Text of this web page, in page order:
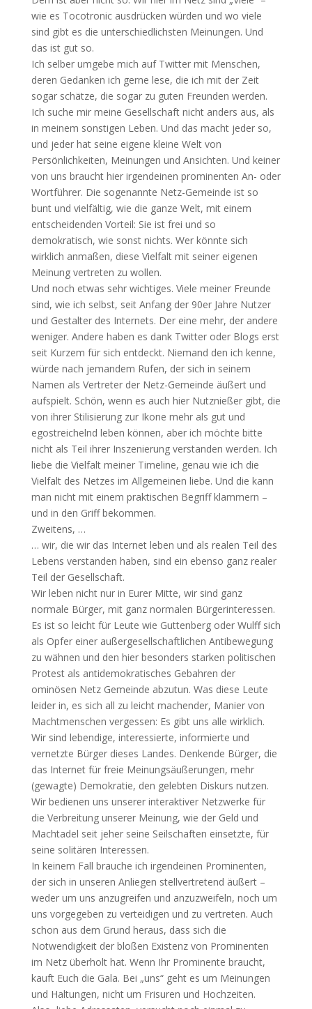
wie es Tocotronic ausdrücken würden und wo viele
sind gibt es die unterschiedlichsten Meinungen. Und
das ist gut so.
Ich selber umgebe mich auf Twitter mit Menschen,
deren Gedanken ich gerne lese, die ich mit der Zeit
sogar schätze, die sogar zu guten Freunden werden.
Ich suche mir meine Gesellschaft nicht anders aus, als
in meinem sonstigen Leben. Und das macht jeder so,
und jeder hat seine eigene kleine Welt von
Persönlichkeiten, Meinungen und Ansichten. Und keiner
von uns braucht hier irgendeinen prominenten An- oder
Wortführer. Die sogenannte Netz-Gemeinde ist so
bunt und vielfältig, wie die ganze Welt, mit einem
entscheidenden Vorteil: Sie ist frei und so
demokratisch, wie sonst nichts. Wer könnte sich
wirklich anmaßen, diese Vielfalt mit seiner eigenen
Meinung vertreten zu wollen.
Und noch etwas sehr wichtiges. Viele meiner Freunde
sind, wie ich selbst, seit Anfang der 90er Jahre Nutzer
und Gestalter des Internets. Der eine mehr, der andere
weniger. Andere haben es dank Twitter oder Blogs erst
seit Kurzem für sich entdeckt. Niemand den ich kenne,
würde nach jemandem Rufen, der sich in seinem
Namen als Vertreter der Netz-Gemeinde äußert und
aufspielt. Schön, wenn es auch hier Nutznießer gibt, die
von ihrer Stilisierung zur Ikone mehr als gut und
egostreichelnd leben können, aber ich möchte bitte
nicht als Teil ihrer Inszenierung verstanden werden. Ich
liebe die Vielfalt meiner Timeline, genau wie ich die
Vielfalt des Netzes im Allgemeinen liebe. Und die kann
man nicht mit einem praktischen Begriff klammern –
und in den Griff bekommen.
Zweitens, …
… wir, die wir das Internet leben und als realen Teil des
Lebens verstanden haben, sind ein ebenso ganz realer
Teil der Gesellschaft.
Wir leben nicht nur in Eurer Mitte, wir sind ganz
normale Bürger, mit ganz normalen Bürgerinteressen.
Es ist so leicht für Leute wie Guttenberg oder Wulff sich
als Opfer einer außergesellschaftlichen Antibewegung
zu wähnen und den hier besonders starken politischen
Protest als antidemokratisches Gebahren der
ominösen Netz Gemeinde abzutun. Was diese Leute
leider in, es sich all zu leicht machender, Manier von
Machtmenschen vergessen: Es gibt uns alle wirklich.
Wir sind lebendige, interessierte, informierte und
vernetzte Bürger dieses Landes. Denkende Bürger, die
das Internet für freie Meinungsäußerungen, mehr
(gewagte) Demokratie, den gelebten Diskurs nutzen.
Wir bedienen uns unserer interaktiver Netzwerke für
die Verbreitung unserer Meinung, wie der Geld und
Machtadel seit jeher seine Seilschaften einsetzte, für
seine solitären Interessen.
In keinem Fall brauche ich irgendeinen Prominenten,
der sich in unseren Anliegen stellvertretend äußert –
weder um uns anzugreifen und anzuzweifeln, noch um
uns vorgegeben zu verteidigen und zu vertreten. Auch
schon aus dem Grund heraus, dass sich die
Notwendigkeit der bloßen Existenz von Prominenten
im Netz überholt hat. Wenn Ihr Prominente braucht,
kauft Euch die Gala. Bei „uns“ geht es um Meinungen
und Haltungen, nicht um Frisuren und Hochzeiten.